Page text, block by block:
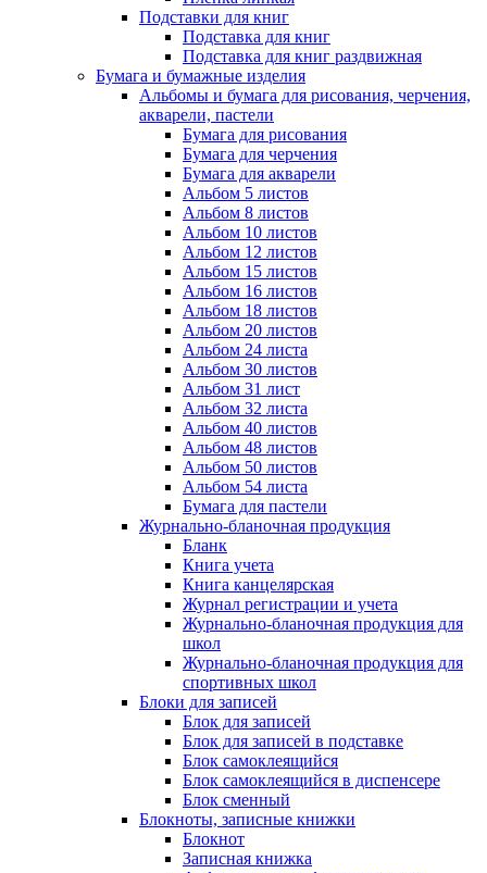
Подставки для книг
Подставка для книг
Подставка для книг раздвижная
Бумага и бумажные изделия
Альбомы и бумага для рисования, черчения,
акварели, пастели
Бумага для рисования
Бумага для черчения
Бумага для акварели
Альбом 5 листов
Альбом 8 листов
Альбом 10 листов
Альбом 12 листов
Альбом 15 листов
Альбом 16 листов
Альбом 18 листов
Альбом 20 листов
Альбом 24 листа
Альбом 30 листов
Альбом 31 лист
Альбом 32 листа
Альбом 40 листов
Альбом 48 листов
Альбом 50 листов
Альбом 54 листа
Бумага для пастели
Журнально-бланочная продукция
Бланк
Книга учета
Книга канцелярская
Журнал регистрации и учета
Журнально-бланочная продукция для
школ
Журнально-бланочная продукция для
спортивных школ
Блоки для записей
Блок для записей
Блок для записей в подставке
Блок самоклеящийся
Блок самоклеящийся в диспенсере
Блок сменный
Блокноты, записные книжки
Блокнот
Записная книжка